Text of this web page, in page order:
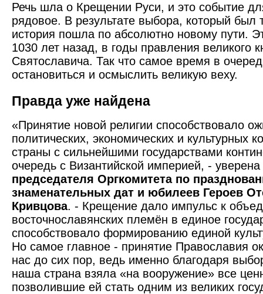
Речь шла о Крещении Руси, и это событие
рядовое. В результате выбора, который был
история пошла по абсолютно новому пути.
1030 лет назад, в годы правления великого
Святославича. Так что самое время в
остановиться и осмыслить великую веху.
Правда уже найдена
«Принятие новой религии способствовало
политических, экономических и культурных
страны с сильнейшими государствами
очередь с Византийской империей, - уверена
председателя Оргкомитета по
знаменательных дат и юбилеев Героев
Кривцова. - Крещение дало импульс к
восточнославянских племён в единое
способствовало формированию единой
Но самое главное - принятие Православия
нас до сих пор, ведь именно благодаря
наша страна взяла «на вооружение» все
позволившие ей стать одним из великих